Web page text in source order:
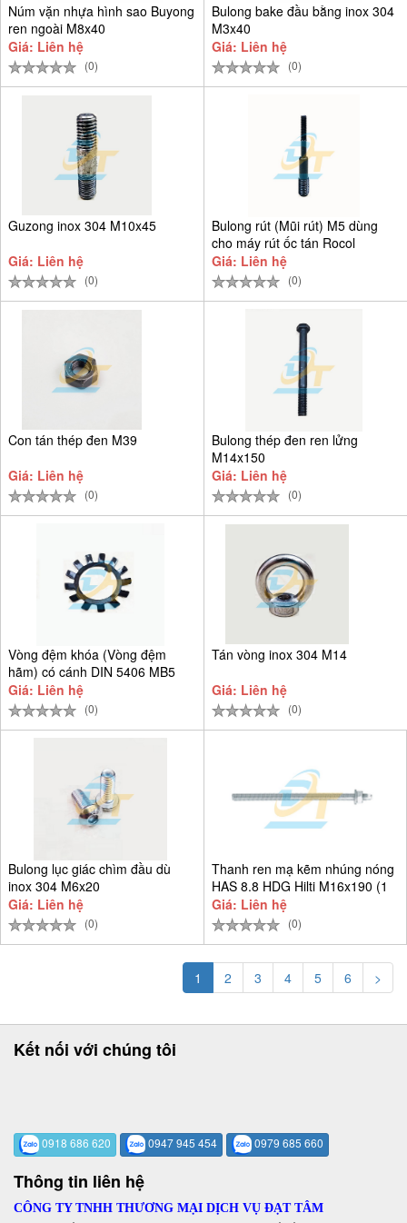
Núm vặn nhựa hình sao Buyong
ren ngoài M8x40
Giá: Liên hệ
(0)
Bulong bake đầu bằng inox 304
M3x40
Giá: Liên hệ
(0)
Guzong inox 304 M10x45
Giá: Liên hệ
(0)
Bulong rút (Mũi rút) M5 dùng
cho máy rút ốc tán Rocol
Giá: Liên hệ
(0)
Con tán thép đen M39
Giá: Liên hệ
(0)
Bulong thép đen ren lửng
M14x150
Giá: Liên hệ
(0)
Vòng đệm khóa (Vòng đệm
hãm) có cánh DIN 5406 MB5
D25
Giá: Liên hệ
(0)
Tán vòng inox 304 M14
Giá: Liên hệ
(0)
Bulong lục giác chìm đầu dù
inox 304 M6x20
Giá: Liên hệ
(0)
Thanh ren mạ kẽm nhúng nóng
HAS 8.8 HDG Hilti M16x190 (1
Giá: Liên hệ
(0)
1 2 3 4 5 6 >
Kết nối với chúng tôi
0918 686 620 0947 945 454 0979 685 660
Thông tin liên hệ
CÔNG TY TNHH THƯƠNG MẠI DỊCH VỤ ĐẠT TÂM